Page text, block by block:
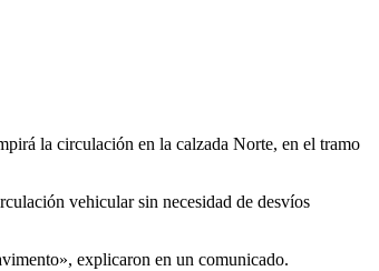
la circulación en la calzada Norte, en el tramo
vehicular sin necesidad de desvíos
explicaron en un comunicado.